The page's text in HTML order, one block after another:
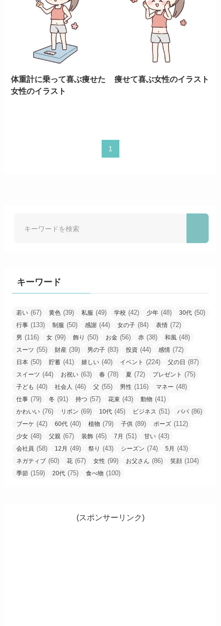
体重計に乗って喜ぶ痩せた
女性のイラスト
痩せて喜ぶ女性のイラスト
1
キーワード
若い (67) 黄色 (39) 私服 (49) 学校 (42) 少年 (48) 30代 (50)
行事 (133) 制服 (50) 感謝 (44) 女の子 (84) 表情 (72)
男 (116) 女 (99) 飾り (50) お金 (56) 赤 (38) 和風 (48)
スーツ (55) 財産 (39) 男の子 (83) 投資 (44) 感情 (72)
日本 (50) 貯蓄 (41) 嬉しい (40) イベント (224) 父の日 (87)
スイーツ (44) お祝い (63) 春 (78) 夏 (72) プレゼント (75)
子ども (40) 社会人 (46) 父 (55) 男性 (116) マネー (48)
仕事 (79) 冬 (91) 持つ (57) 花束 (43) 動物 (41)
かわいい (76) リボン (69) 10代 (45) ビジネス (51) パパ (86)
ブーケ (42) 60代 (40) 植物 (79) 子供 (89) ポーズ (112)
少女 (48) 父親 (67) 装飾 (45) 7月 (51) 甘い (43)
会社員 (58) 12月 (49) 祭り (43) シーズン (74) 5月 (43)
ネガティブ (60) 花 (67) 女性 (99) お父さん (86) 笑顔 (104)
季節 (159) 20代 (75) 食べ物 (100)
(スポンサーリンク)